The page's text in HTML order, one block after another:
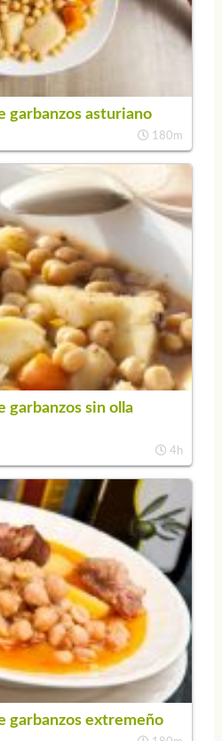
garbanzos asturiano
180m
garbanzos sin olla
4h
garbanzos extremeño